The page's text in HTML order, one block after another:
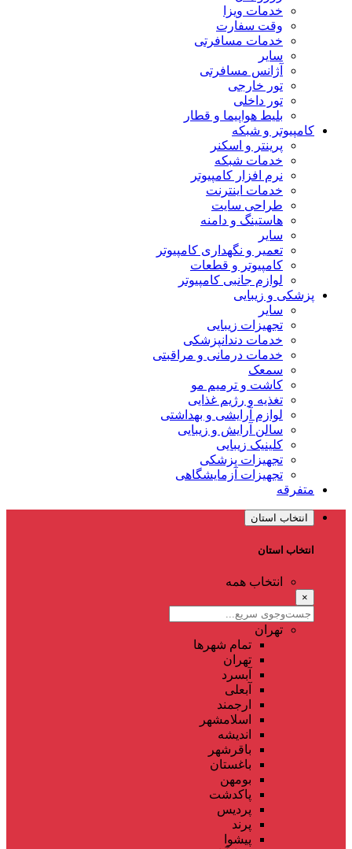
خدمات ویزا
وقت سفارت
خدمات مسافرتی
سایر
آژانس مسافرتی
تور خارجی
تور داخلی
بلیط هواپیما و قطار
کامپیوتر و شبکه
پرینتر و اسکنر
خدمات شبکه
نرم افزار کامپیوتر
خدمات اینترنت
طراحی سایت
هاستینگ و دامنه
سایر
تعمیر و نگهداری کامپیوتر
کامپیوتر و قطعات
لوازم جانبی کامپیوتر
پزشکی و زیبایی
سایر
تجهیزات زیبایی
خدمات دندانپزشکی
خدمات درمانی و مراقبتی
سمعک
کاشت و ترمیم مو
تغذیه و رژیم غذایی
لوازم آرایشی و بهداشتی
سالن آرایش و زیبایی
کلینیک زیبایی
تجهیزات پزشکی
تجهیزات آزمایشگاهی
متفرقه
انتخاب استان
انتخاب استان
انتخاب همه
×
تهران
تمام شهر‌ها
تهران
آبسرد
آبعلی
ارجمند
اسلامشهر
اندیشه
باقرشهر
باغستان
بومهن
پاکدشت
پردیس
پرند
پیشوا